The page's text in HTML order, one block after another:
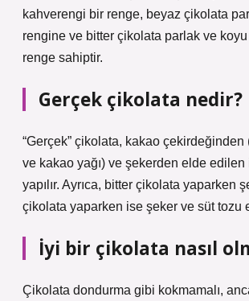
kahverengi bir renge, beyaz çikolata
rengine ve bitter çikolata parlak ve
renge sahiptir.
Gerçek çikolata nedir?
“Gerçek” çikolata, kakao
ve kakao yağı) ve şekerden elde
yapılır. Ayrıca, bitter çikolata yaparken
çikolata yaparken ise şeker ve süt tozu
İyi bir çikolata nasıl
Çikolata dondurma gibi kokmamalı,